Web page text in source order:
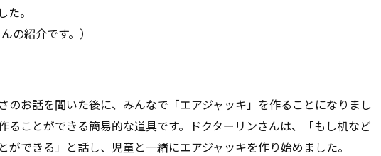
。
の紹介です。）
お話を聞いた後に、みんなで「エアジャッキ」を作ることになりまし
ことができる簡易的な道具です。ドクターリンさんは、「もし机など
できる」と話し、児童と一緒にエアジャッキを作り始めました。